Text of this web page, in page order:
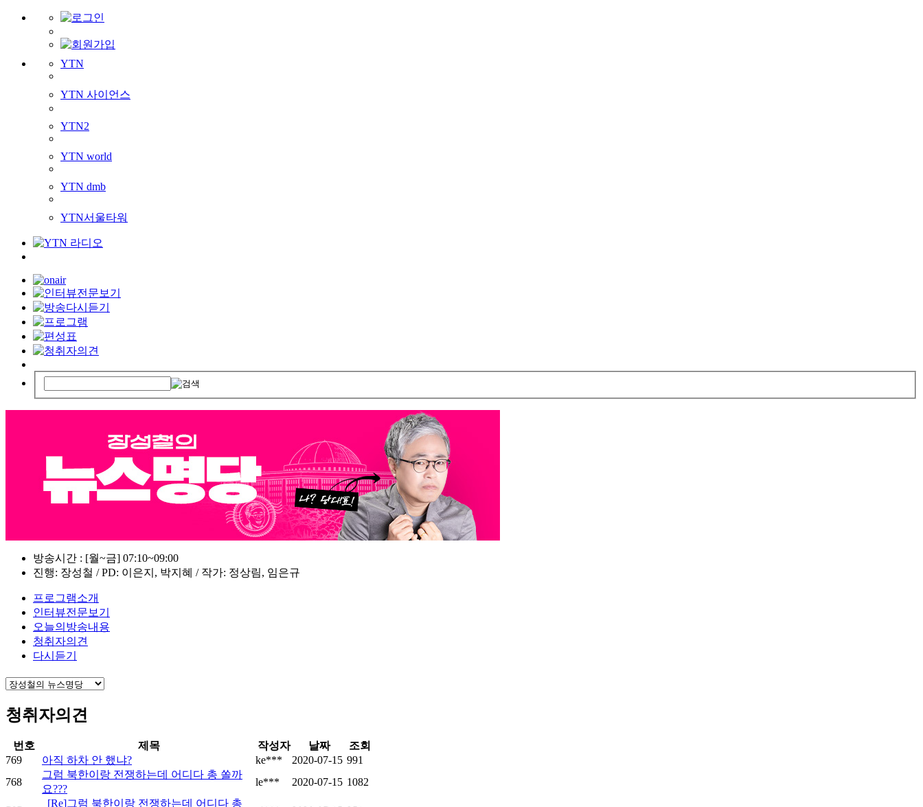
YTN
YTN 사이언스
YTN2
YTN world
YTN dmb
YTN서울타워
방송시간 : [월~금] 07:10~09:00
진행: 장성철 / PD: 이은지, 박지혜 / 작가: 정상림, 임은규
프로그램소개
인터뷰전문보기
오늘의방송내용
청취자의견
다시듣기
청취자의견
번호 제목 작성자 날짜
조회
769
아직 하차 안 했냐? ke*** 2020-07-15 991
768
그럼 북한이랑 전쟁하는데 어디다 총 쏠까
요???
le*** 2020-07-15 1082
[Re]그럼 북한이랑 전쟁하는데 어디다 총